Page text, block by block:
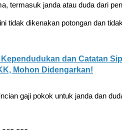
termasuk janda atau duda dari
tidak dikenakan potongan dan
Kependudukan dan Catatan
Mohon Didengarkan!
gaji pokok untuk janda dan